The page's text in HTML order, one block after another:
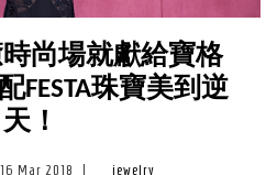
尚場就獻給寶格
FESTA珠寶美到逆
天！
16 Mar 2018 jewelry